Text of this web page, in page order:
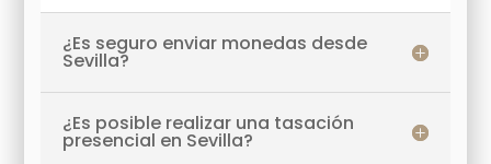
¿Es seguro enviar monedas desde
Sevilla?
¿Es posible realizar una tasación
presencial en Sevilla?